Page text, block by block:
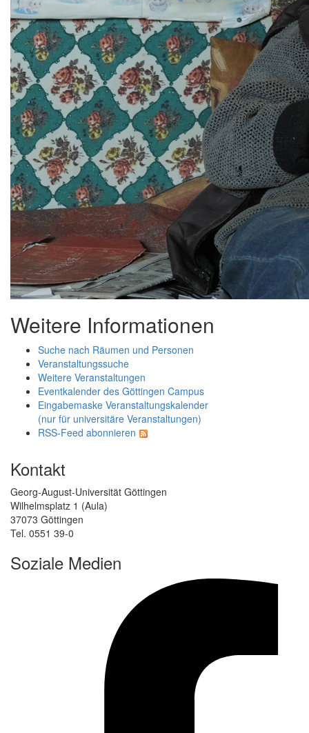
Weitere Informationen
Suche nach Räumen und Personen
Veranstaltungssuche
Weitere Veranstaltungen
Eventkalender des Göttingen Campus
Eingabemaske Veranstaltungskalender
(nur für universitäre Veranstaltungen)
RSS-Feed abonnieren
Kontakt
Georg-August-Universität Göttingen
Wilhelmsplatz 1 (Aula)
37073 Göttingen
Tel. 0551 39-0
Soziale Medien